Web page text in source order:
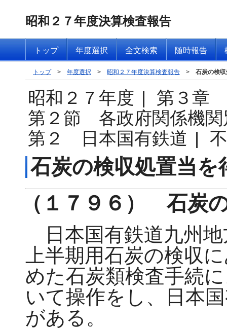
昭和２７年度決算検査報告
トップ 年度選択 全文検索 随時報告
トップ > 年度選択 > 昭和２７年度決算検査報告 > 石炭の検
昭和２７年度 |
第３章
第２節 各政府関係機関
第２ 日本国有鉄道 |
石炭の検収処置当を
（１７９６） 石炭
日本国有鉄道九州地
上半期用石炭の検収
めた石炭類検査手続
いて操作をし、日本
がある。